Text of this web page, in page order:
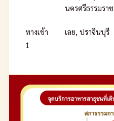
นครศรีธรรมราช
ทางเข้า
1
เลย, ปราจีนบุรี